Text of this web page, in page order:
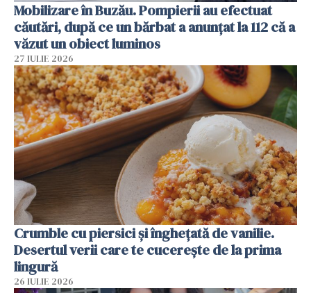
Mobilizare în Buzău. Pompierii au efectuat
căutări, după ce un bărbat a anunțat la 112 că a
văzut un obiect luminos
27 IULIE 2026
Crumble cu piersici și înghețată de vanilie.
Desertul verii care te cucerește de la prima
lingură
26 IULIE 2026